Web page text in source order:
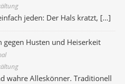
jeden: Der Hals kratzt, […]
gegen Husten und Heiserkeit
wahre Alleskönner. Traditionell